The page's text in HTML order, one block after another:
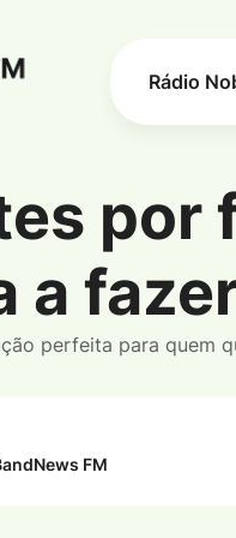
Rádio
por fora,
por
a
perfeita para quem
FM